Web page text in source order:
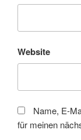
Website
Name, E-
für meinen